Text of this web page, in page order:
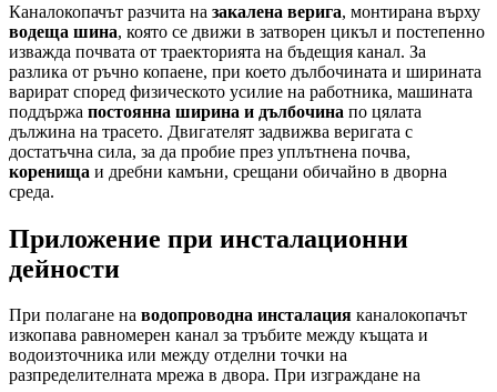
Каналокопачът разчита на закалена верига, монтирана върху
водеща шина, която се движи в затворен цикъл и постепенно
изважда почвата от траекторията на бъдещия канал. За
разлика от ръчно копаене, при което дълбочината и ширината
варират според физическото усилие на работника, машината
поддържа постоянна ширина и дълбочина по цялата
дължина на трасето. Двигателят задвижва веригата с
достатъчна сила, за да пробие през уплътнена почва,
коренища и дребни камъни, срещани обичайно в дворна
среда.
Приложение при инсталационни
дейности
При полагане на водопроводна инсталация каналокопачът
изкопава равномерен канал за тръбите между къщата и
водоизточника или между отделни точки на
разпределителната мрежа в двора. При изграждане на